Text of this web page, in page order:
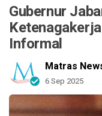
Gubernur
Informal
Matras
6 Sep 2025